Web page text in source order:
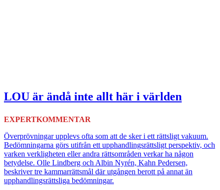
LOU är ändå inte allt här i världen
EXPERTKOMMENTAR
Överprövningar upplevs ofta som att de sker i ett rättsligt vakuum.
Bedömningarna görs utifrån ett upphandlingsrättsligt perspektiv, och
varken verkligheten eller andra rättsområden verkar ha någon
betydelse. Olle Lindberg och Albin Nyrén, Kahn Pedersen,
beskriver tre kammarrättsmål där utgången berott på annat än
upphandlingsrättsliga bedömningar.